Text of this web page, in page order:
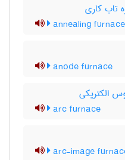
تاب کاری
annealing furnace
anode furnace
الکتریکی
arc furnace
arc-image